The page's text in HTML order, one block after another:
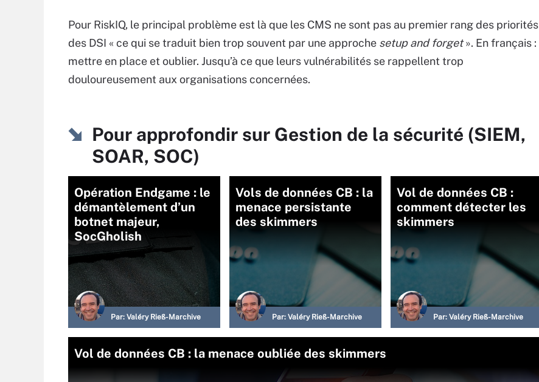
Pour RiskIQ, le principal problème est là que les CMS ne sont pas au premier rang des priorités
des DSI « ce qui se traduit bien trop souvent par une approche setup and forget». En français :
mettre en place et oublier. Jusqu’à ce que leurs vulnérabilités se rappellent trop
douloureusement aux organisations concernées.
Pour approfondir sur Gestion de la sécurité (SIEM,
SOAR, SOC)
Opération Endgame : le
démantèlement d’un
botnet majeur,
SocGholish
Par: Valéry Rieß-Marchive
Vols de données CB : la
menace persistante
des skimmers
Par: Valéry Rieß-Marchive
Vol de données CB :
comment détecter les
skimmers
Par: Valéry Rieß-Marchive
Vol de données CB : la menace oubliée des skimmers